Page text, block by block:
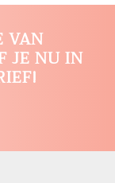
VAN
JE NU IN